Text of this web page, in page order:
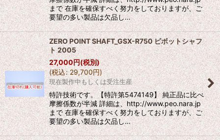
まで 在庫を確保すべく努力をしておりますが、ご
要望の多い製品は欠品し…
ZERO POINT SHAFT_GSX-R750 ピボットシャフ
ト 2005
27,000円(税別)
(税込: 29,700円)
現在製作中もしくは受注生産
特許技術です。【特許第5474149】 純正品に比べ
摩擦係数が半減 詳細は、http://www.peo.nara.jp
まで 在庫を確保すべく努力をしておりますが、ご
要望の多い製品は欠品し…